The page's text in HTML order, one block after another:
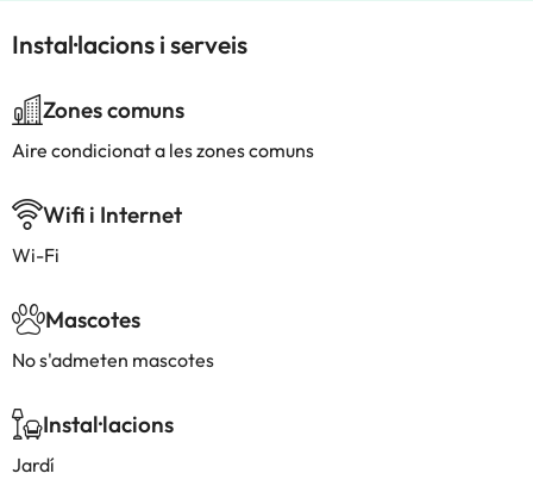
Instal·lacions i serveis
Zones comuns
Aire condicionat a les zones comuns
Wifi i Internet
Wi-Fi
Mascotes
No s'admeten mascotes
Instal·lacions
Jardí